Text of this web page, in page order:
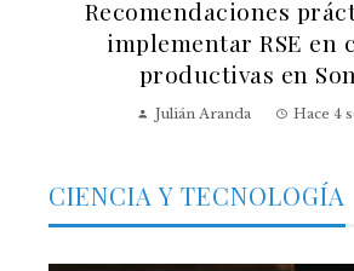
Recomendaciones
implementar RSE en
productivas en
Julián Aranda Hace 4
CIENCIA Y TECNOLOGÍA